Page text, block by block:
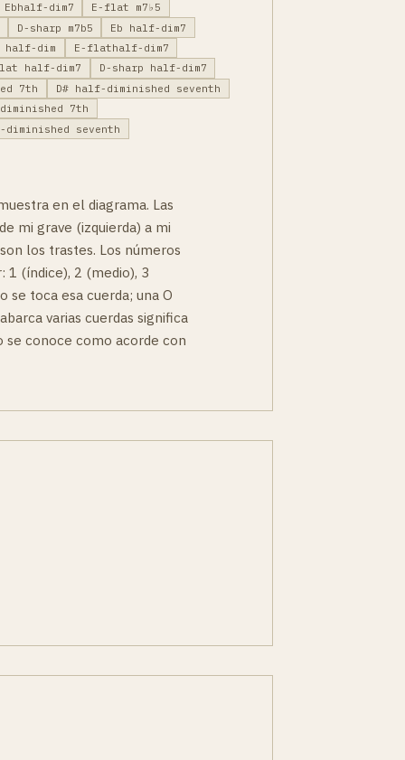
Ebhalf-dim7
E-flat m7♭5
D-sharp m7b5
Eb half-dim7
dim
E-flathalf-dim7
half-dim7
D-sharp half-dim7
7th
D# half-diminished seventh
7th
seventh
en el diagrama. Las
mi grave (izquierda) a mi
los trastes. Los números
1 (índice), 2 (medio), 3
se toca esa cuerda; una O
varias cuerdas significa
se conoce como acorde con